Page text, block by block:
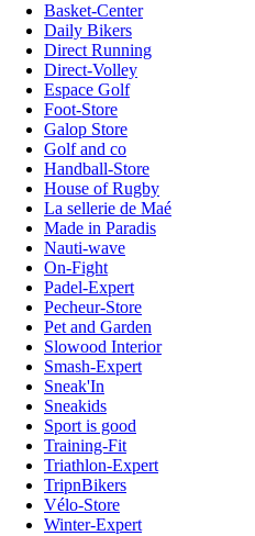
Basket-Center
Daily Bikers
Direct Running
Direct-Volley
Espace Golf
Foot-Store
Galop Store
Golf and co
Handball-Store
House of Rugby
La sellerie de Maé
Made in Paradis
Nauti-wave
On-Fight
Padel-Expert
Pecheur-Store
Pet and Garden
Slowood Interior
Smash-Expert
Sneak'In
Sneakids
Sport is good
Training-Fit
Triathlon-Expert
TripnBikers
Vélo-Store
Winter-Expert